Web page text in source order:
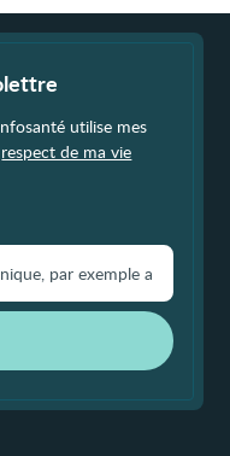
utilise mes
respect de ma vie